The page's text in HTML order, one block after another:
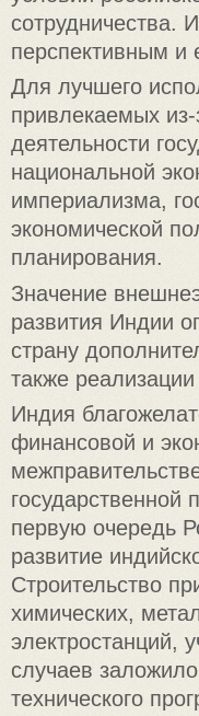
сотрудничества.
перспективным и
Для лучшего
привлекаемых
деятельности
национальной
империализма,
экономической
планирования.
Значение
развития Индии
страну
также
Индия
финансовой и
первую очередь
развитие
Строительство
химических,
электростанций,
случаев
технического